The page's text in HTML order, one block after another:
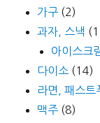
가구 (2)
과자, 스낵
아이스크
다이소 (14)
라면, 패스트
맥주 (8)